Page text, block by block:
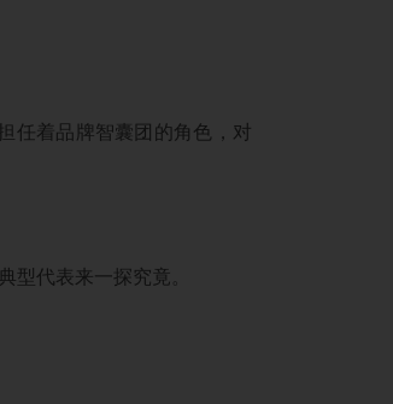
任着品牌智囊团的角色，对
型代表来一探究竟。